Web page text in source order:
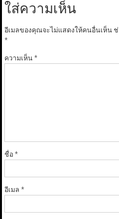
ใส่ความเห็น
อีเมลของคุณจะไม่แสดงให้คนอื่นเห็น
*
ความเห็น*
ชื่อ*
อีเมล *